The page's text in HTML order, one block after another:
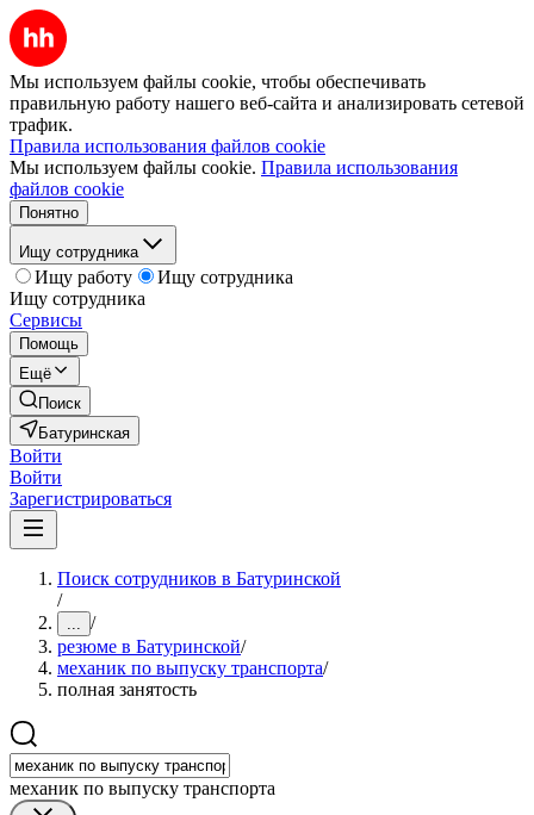
Мы используем файлы cookie, чтобы обеспечивать
правильную работу нашего веб-сайта и анализировать сетевой
трафик.
Правила использования файлов cookie
Мы используем файлы cookie. Правила использования
файлов cookie
Понятно
Ищу сотрудника
Ищу работу
Ищу сотрудника
Ищу сотрудника
Сервисы
Помощь
Ещё
Поиск
Батуринская
Войти
Войти
Зарегистрироваться
Поиск сотрудников в Батуринской
/
... /
резюме в Батуринской/
механик по выпуску транспорта/
полная занятость
механик по выпуску транспорта